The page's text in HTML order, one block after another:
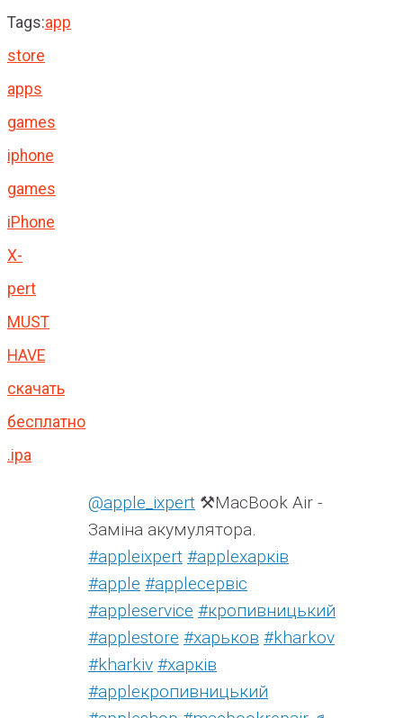
Tags:app
store
apps
games
iphone
games
iPhone
X-
pert
MUST
HAVE
скачать
бесплатно
.ipa
@apple_ixpert ⚒️MacBook Air -
Заміна акумулятора.
#appleixpert #аррleхарків
#apple #аррleсервіс
#appleservice #кропивницький
#applestore #харьков #kharkov
#kharkiv #харків
#appleкропивницький